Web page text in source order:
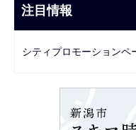
ま
で
ビ
ー
注目情報
シティプロモーションペ